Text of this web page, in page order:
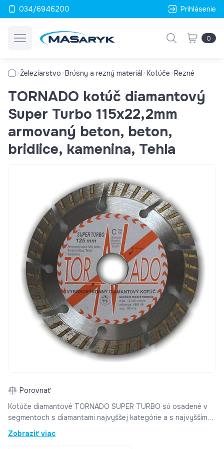
034/6946200 Prihlásenie
0
Železiarstvo Brúsny a rezný materiál Kotúče Rezné
TORNADO kotúč diamantový
Super Turbo 115x22,2mm
armovaný beton, beton,
bridlice, kamenina, Tehla
Porovnať
Kotúče diamantové TORNADO SUPER TURBO sú osadené v
segmentoch s diamantami najvyššej kategórie a s najvyšším
objemom hustoty diamantu na cm2. Kotúče Super Turbo sú
určené pre profesionálnych remeselníkov práve pre ich vysokú
Zobraziť viac